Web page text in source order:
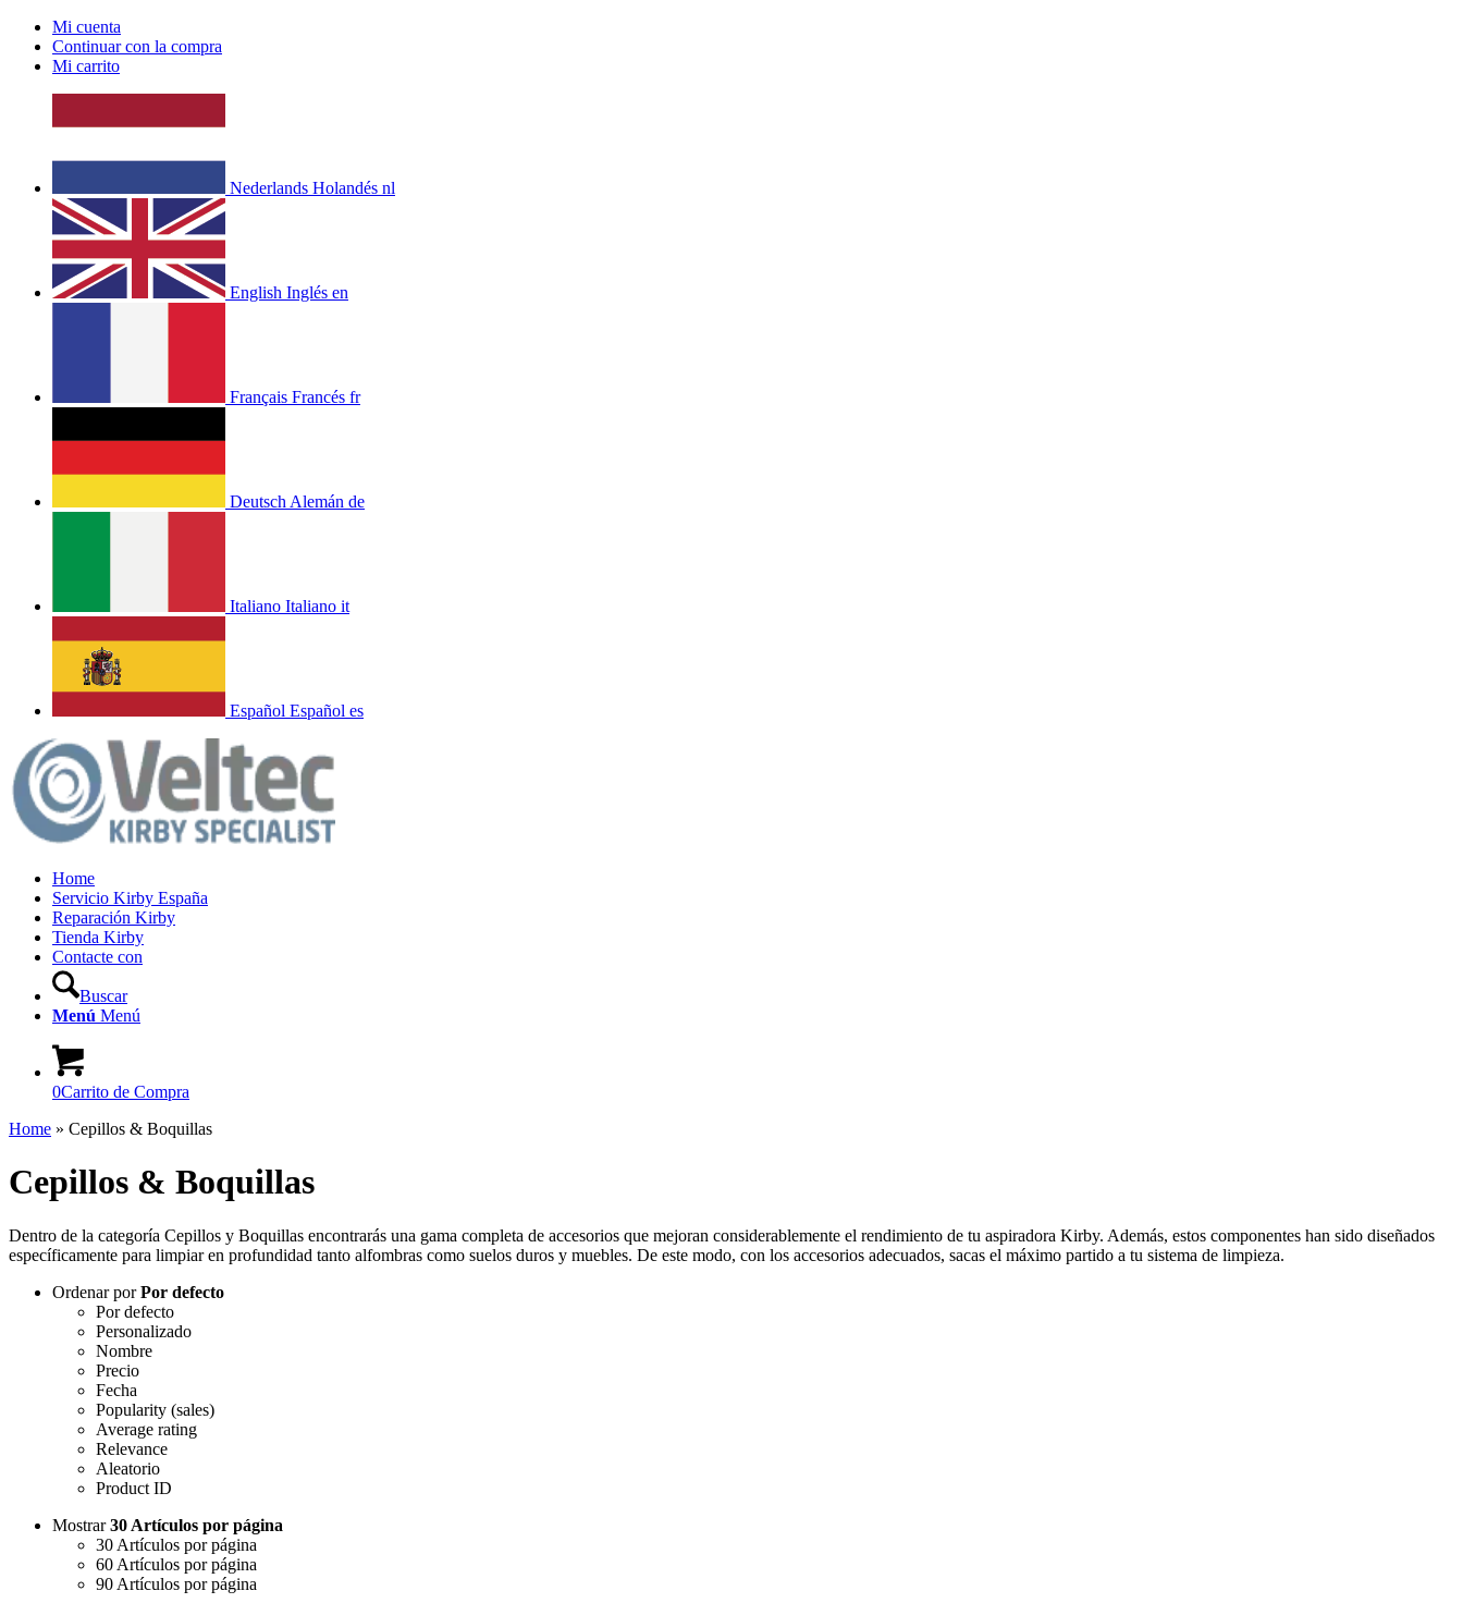
Mi cuenta
Continuar con la compra
Mi carrito
Nederlands Holandés nl
English Inglés en
Français Francés fr
Deutsch Alemán de
Italiano Italiano it
Español Español es
Home
Servicio Kirby España
Reparación Kirby
Tienda Kirby
Contacte con
Buscar
Menú Menú
0Carrito de Compra
Home » Cepillos & Boquillas
Cepillos & Boquillas
Dentro de la categoría Cepillos y Boquillas encontrarás una gama completa de accesorios que mejoran considerablemente el rendimiento de tu aspiradora Kirby. Además, estos componentes han sido diseñados
específicamente para limpiar en profundidad tanto alfombras como suelos duros y muebles. De este modo, con los accesorios adecuados, sacas el máximo partido a tu sistema de limpieza.
Ordenar porPor defecto
Por defecto
Personalizado
Nombre
Precio
Fecha
Popularity (sales)
Average rating
Relevance
Aleatorio
Product ID
Mostrar30 Artículos por página
30 Artículos por página
60 Artículos por página
90 Artículos por página